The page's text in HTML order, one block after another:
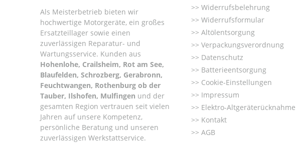
Als Meisterbetrieb bieten wir
hochwertige Motorgeräte, ein großes
Ersatzteillager sowie einen
zuverlässigen Reparatur- und
Wartungsservice. Kunden aus
Hohenlohe, Crailsheim, Rot am See,
Blaufelden, Schrozberg, Gerabronn,
Feuchtwangen, Rothenburg ob der
Tauber, Ilshofen, Mulfingen und der
gesamten Region vertrauen seit vielen
Jahren auf unsere Kompetenz,
persönliche Beratung und unseren
zuverlässigen Werkstattservice.
Widerrufsbelehrung
Widerrufsformular
Altölentsorgung
Verpackungsverordnung
Datenschutz
Batterieentsorgung
Cookie-Einstellungen
Impressum
Elektro-Altgeräterücknahme
Kontakt
AGB